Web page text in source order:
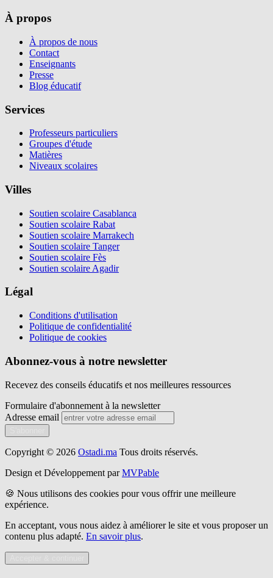
À propos
À propos de nous
Contact
Enseignants
Presse
Blog éducatif
Services
Professeurs particuliers
Groupes d'étude
Matières
Niveaux scolaires
Villes
Soutien scolaire Casablanca
Soutien scolaire Rabat
Soutien scolaire Marrakech
Soutien scolaire Tanger
Soutien scolaire Fès
Soutien scolaire Agadir
Légal
Conditions d'utilisation
Politique de confidentialité
Politique de cookies
Abonnez-vous à notre newsletter
Recevez des conseils éducatifs et nos meilleures ressources
Formulaire d'abonnement à la newsletter
Adresse email
Copyright © 2026 Ostadi.ma Tous droits réservés.
Design et Développement par MVPable
🍪 Nous utilisons des cookies pour vous offrir une meilleure
expérience.
En acceptant, vous nous aidez à améliorer le site et vous proposer un
contenu plus adapté. En savoir plus.